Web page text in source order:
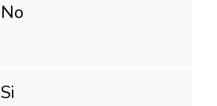
No
Si